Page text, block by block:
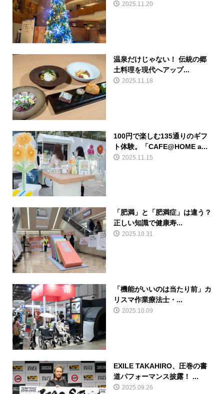
2025.11.20
温泉だけじゃない！ 伝統の郷
土料理を現代へアップ...
2025.11.18
100円で楽しむ135通りのギフ
ト体験。「CAFE@HOME a...
2025.11.15
「肥満」と「肥満症」は違う？
正しい知識で健康寿...
2025.10.31
「機能がいいのは当たり前」カ
リスマ作業療法士・...
2025.10.09
EXILE TAKAHIRO、圧巻の書
道パフォーマンス披露！ ...
2025.09.26